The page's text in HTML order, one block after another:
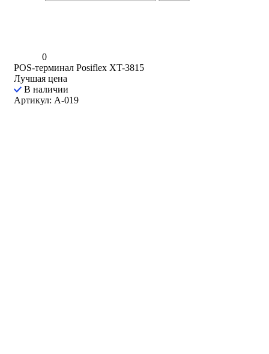
0
POS-терминал Posiflex XT-3815
Лучшая цена
В наличии
Артикул: A-019